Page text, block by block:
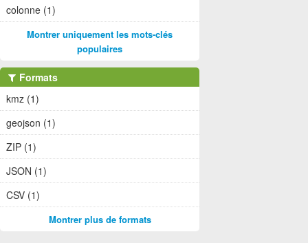
colonne (1)
Montrer uniquement les mots-clés
populaires
Formats
kmz (1)
geojson (1)
ZIP (1)
JSON (1)
CSV (1)
Montrer plus de formats